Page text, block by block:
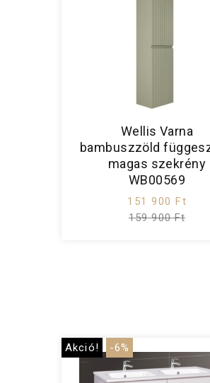
Wellis Varna
bambuszzöld
magas szekrény
WB00569
151 900 Ft
159 900 Ft
Akció! -6%